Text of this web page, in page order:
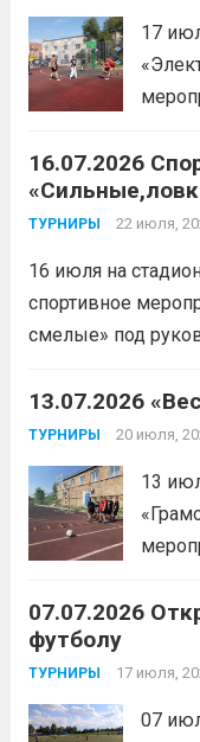
дальше
17
16.07.2026
ТУРНИРЫ 22 июля,
16 июля на
спортивное
смелые» под
Сергеевича.
скоростные
координацию.
13.07.2026
ТУРНИРЫ 20 июля,
13
07.07.2026
футболу
ТУРНИРЫ 17 июля,
07